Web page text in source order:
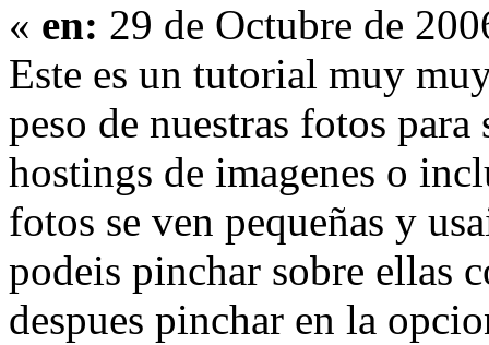
« en: 29 de Octubre de
Este es un tutorial muy
peso de nuestras fotos
hostings de imagenes o
fotos se ven pequeñas y
podeis pinchar sobre ellas
despues pinchar en la